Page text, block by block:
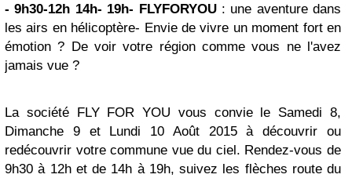
- 9h30-12h 14h- 19h- FLYFORYOU: une aventure dans
les airs en hélicoptère- Envie de vivre un moment fort en
émotion ? De voir votre région comme vous ne l'avez
jamais vue ?
La société FLY FOR YOU vous convie le Samedi 8,
Dimanche 9 et Lundi 10 Août 2015 à découvrir ou
redécouvrir votre commune vue du ciel. Rendez-vous de
9h30 à 12h et de 14h à 19h, suivez les flèches route du